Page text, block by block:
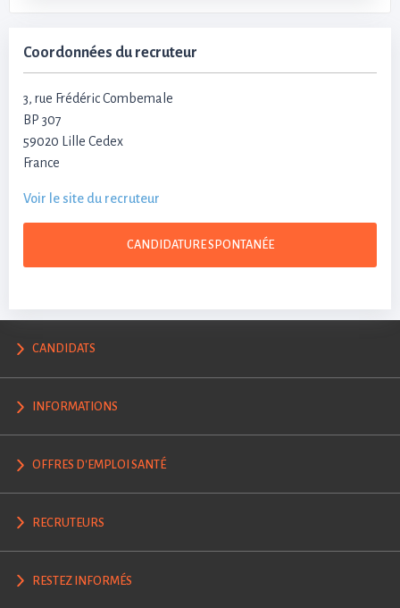
Coordonnées du recruteur
3, rue Frédéric Combemale
BP 307
59020 Lille Cedex
France
Voir le site du recruteur
CANDIDATURE SPONTANÉE
CANDIDATS
INFORMATIONS
OFFRES D'EMPLOI SANTÉ
RECRUTEURS
RESTEZ INFORMÉS